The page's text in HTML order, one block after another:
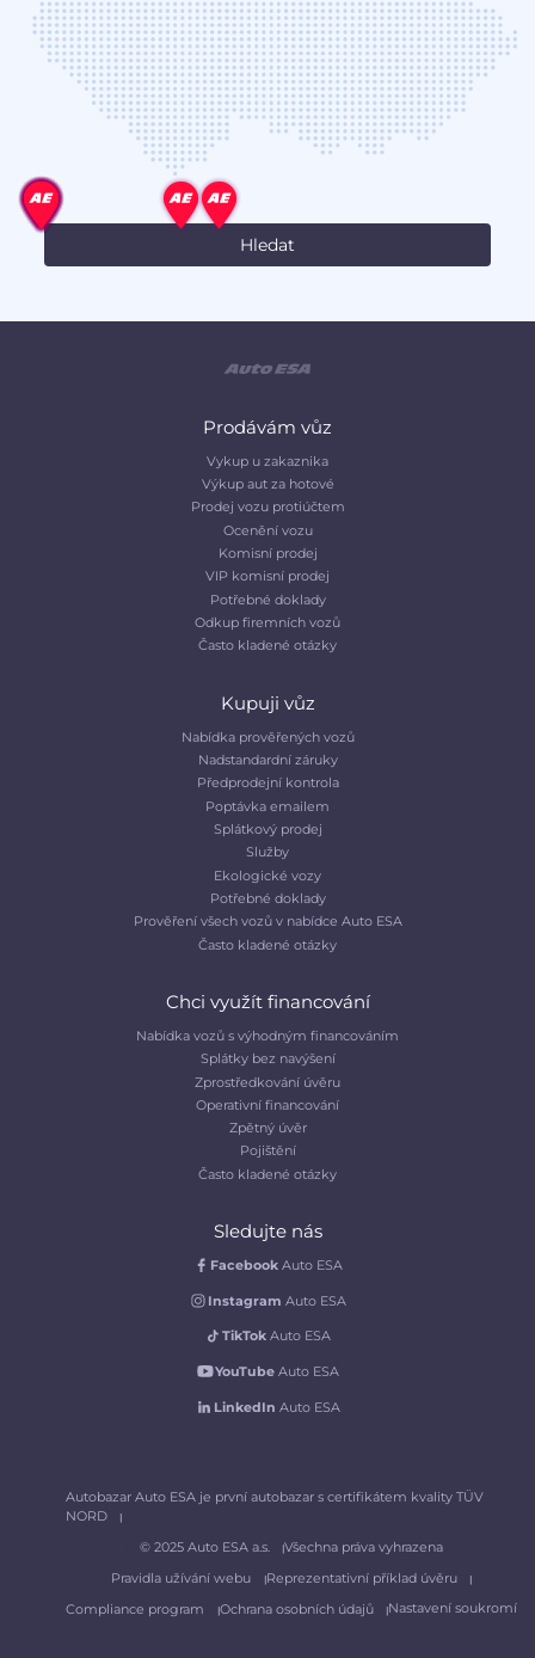
Prodávám vůz
Vykup u zakaznika
Výkup aut za hotové
Prodej vozu protiúčtem
Ocenění vozu
Komisní prodej
VIP komisní prodej
Potřebné doklady
Odkup firemních vozů
Často kladené otázky
Kupuji vůz
Nabídka prověřených vozů
Nadstandardní záruky
Předprodejní kontrola
Poptávka emailem
Splátkový prodej
Služby
Ekologické vozy
Potřebné doklady
Prověření všech vozů v nabídce Auto ESA
Často kladené otázky
Chci využít financování
Nabídka vozů s výhodným financováním
Splátky bez navýšení
Zprostředkování úvěru
Operativní financování
Zpětný úvěr
Pojištění
Často kladené otázky
Sledujte nás
Facebook Auto ESA
Instagram Auto ESA
TikTok Auto ESA
YouTubeAuto ESA
LinkedIn Auto ESA
Autobazar Auto ESA je první autobazar s certifikátem kvality TÜV
NORD
© 2025 Auto ESA a.s.
Všechna práva vyhrazena
Pravidla užívání webu
Reprezentativní příklad úvěru
Compliance program
Ochrana osobních údajů Nastavení soukromí